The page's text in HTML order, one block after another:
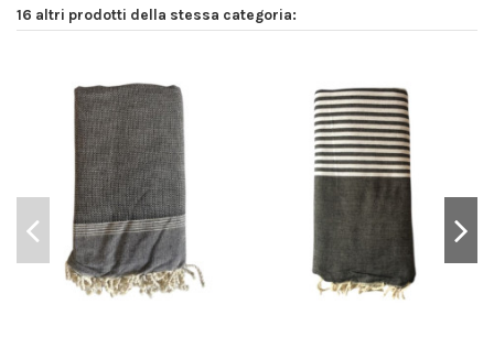
16 altri prodotti della stessa categoria: